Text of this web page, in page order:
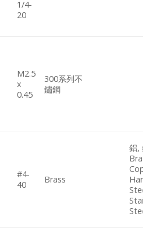
1/4-
20
M2.5
x
0.45
300系列不
鏽鋼
#4-
40
Brass
鋁,
Hard
Steel